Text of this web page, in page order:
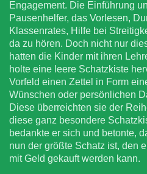
Engagement. Die Einführung
Pausenhelfer, das Vorlesen,
Klassenrates, Hilfe bei
da zu hören. Doch nicht nur
hatten die Kinder mit ihren
holte eine leere Schatzkiste
Vorfeld einen Zettel in Form
Wünschen oder persönlichen
Diese überreichten sie der
diese ganz besondere
bedankte er sich und betonte,
nun der größte Schatz ist, den
mit Geld gekauft werden kann.